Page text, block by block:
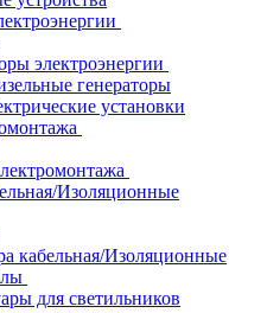
электроэнергии
генераторы
установки
Изоляционные
кабельная/Изоляционные
для светильников